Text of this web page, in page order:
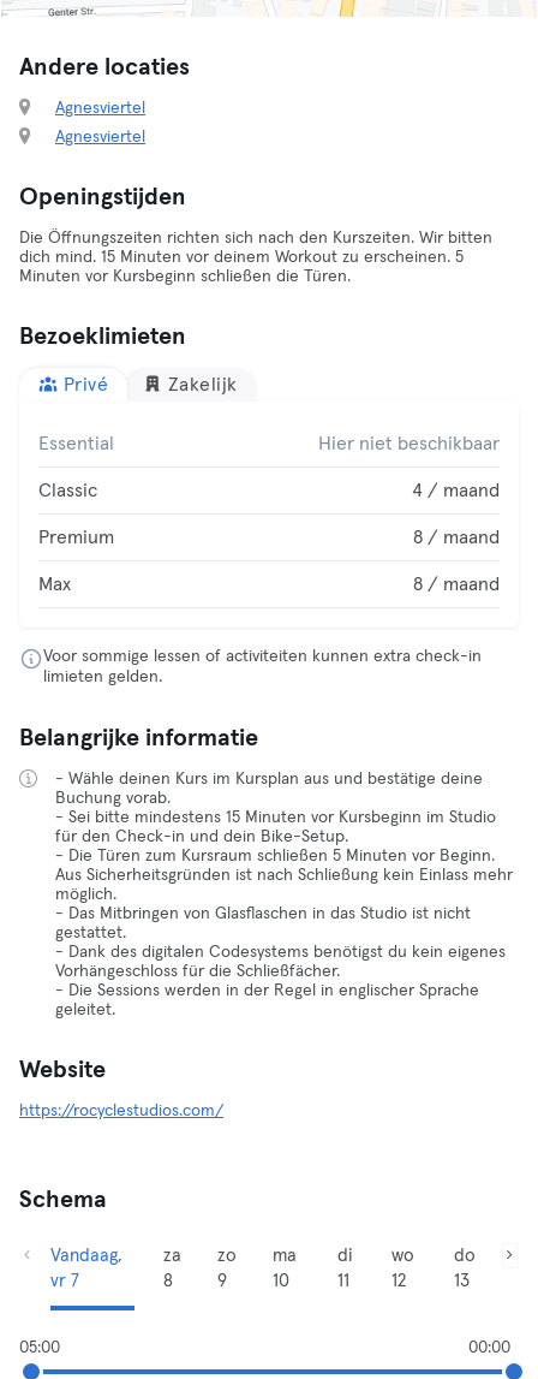
Andere locaties
Agnesviertel
Agnesviertel
Openingstijden
Die Öffnungszeiten richten sich nach den Kurszeiten. Wir bitten
dich mind. 15 Minuten vor deinem Workout zu erscheinen. 5
Minuten vor Kursbeginn schließen die Türen.
Bezoeklimieten
Privé Zakelijk
Essential Hier niet beschikbaar
Classic 4 / maand
Premium 8 / maand
Max 8 / maand
Voor sommige lessen of activiteiten kunnen extra check-in
limieten gelden.
Belangrijke informatie
- Wähle deinen Kurs im Kursplan aus und bestätige deine
Buchung vorab.
- Sei bitte mindestens 15 Minuten vor Kursbeginn im Studio
für den Check-in und dein Bike-Setup.
- Die Türen zum Kursraum schließen 5 Minuten vor Beginn.
Aus Sicherheitsgründen ist nach Schließung kein Einlass mehr
möglich.
- Das Mitbringen von Glasflaschen in das Studio ist nicht
gestattet.
- Dank des digitalen Codesystems benötigst du kein eigenes
Vorhängeschloss für die Schließfächer.
- Die Sessions werden in der Regel in englischer Sprache
geleitet.
Website
https://rocyclestudios.com/
Schema
Vandaag,
vr 7
za
8
zo
9
ma
10
di
11
wo
12
do
13
05:00 00:00